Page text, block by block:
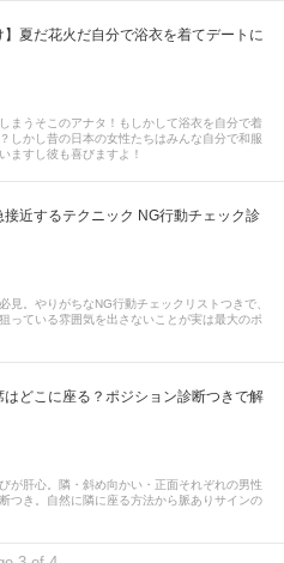
】夏だ花火だ自分で浴衣を着てデートに
まうそこのアナタ！もしかして浴衣を自分で着
しかし昔の日本の女性たちはみんな自分で和服
ますし彼も喜びますよ！
近するテクニック NG行動チェック診
。やりがちなNG行動チェックリストつきで、
っている雰囲気を出さないことが実は最大のポ
どこに座る？ポジション診断つきで解
が肝心。隣・斜め向かい・正面それぞれの男性
つき。自然に隣に座る方法から脈ありサインの